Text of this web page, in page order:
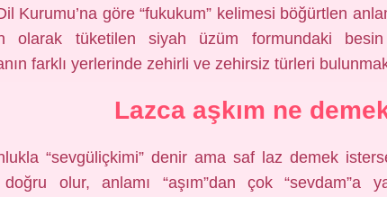
Kurumu’na göre “fukukum” kelimesi böğürtlen
olarak tüketilen siyah üzüm formundaki besin
farklı yerlerinde zehirli ve zehirsiz türleri
Lazca aşkım ne
“sevgüliçkimi” denir ama saf laz demek
olur, anlamı “aşım”dan çok “sevdam”a